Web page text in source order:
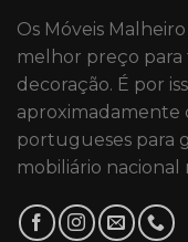
Os Móveis
melhor preço para
decoração. É por
aproximadamente
portugueses para
mobiliário nacional